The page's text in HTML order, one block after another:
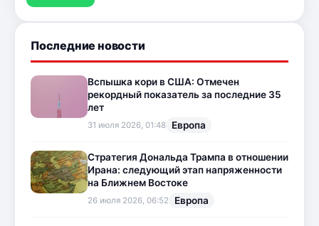
Последние новости
Вспышка кори в США: Отмечен
рекордный показатель за последние 35
лет
31 июля 2026, 01:48 Европа
Стратегия Дональда Трампа в отношении
Ирана: следующий этап напряженности
на Ближнем Востоке
26 июля 2026, 06:52 Европа